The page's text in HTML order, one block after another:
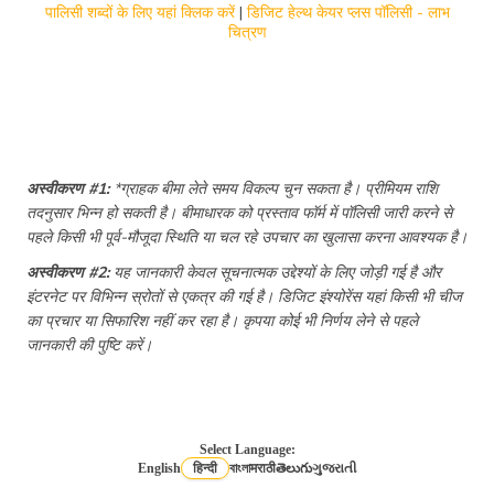
सरकारी कर्मचारियों के लिए हेल्थ इंश्योरेंस
हेल्थ इंश्योरेंस में कोपेमेंट का अर्थ
हेल्थ इंश्योरेंस क्या है?
पालिसी शब्दों के लिए यहां क्लिक करें| डिजिट हेल्थ केयर प्लस पॉलिसी - लाभ
चित्रण
अस्वीकरण #1: *ग्राहक बीमा लेते समय विकल्प चुन सकता है। प्रीमियम राशि
तदनुसार भिन्न हो सकती है। बीमाधारक को प्रस्ताव फॉर्म में पॉलिसी जारी करने से
पहले किसी भी पूर्व-मौजूदा स्थिति या चल रहे उपचार का खुलासा करना आवश्यक है।
अस्वीकरण #2:यह जानकारी केवल सूचनात्मक उद्देश्यों के लिए जोड़ी गई है और
इंटरनेट पर विभिन्न स्रोतों से एकत्र की गई है। डिजिट इंश्योरेंस यहां किसी भी चीज
का प्रचार या सिफारिश नहीं कर रहा है। कृपया कोई भी निर्णय लेने से पहले
जानकारी की पुष्टि करें।
Select Language:
English
हिन्दी বাংলাमराठीతెలుగుગુજરાતી